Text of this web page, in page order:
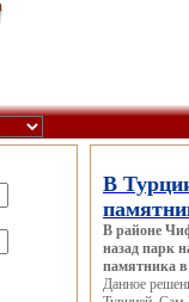
В
В районе
назад парк
памятника в
Данное